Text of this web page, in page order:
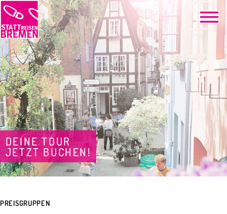
DEINE TOUR
JETZT BUCHEN!
PREISGRUPPEN